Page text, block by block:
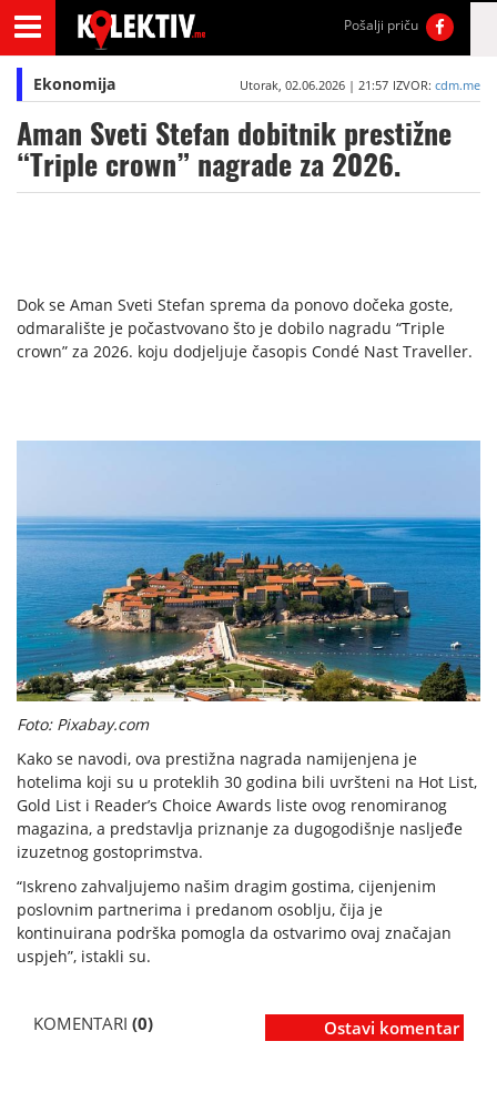
Pošalji priču
Ekonomija Utorak, 02.06.2026 | 21:57 IZVOR: cdm.me
Aman Sveti Stefan dobitnik prestižne
“Triple crown” nagrade za 2026.
Dok se Aman Sveti Stefan sprema da ponovo dočeka goste,
odmaralište je počastvovano što je dobilo nagradu “Triple
crown” za 2026. koju dodjeljuje časopis Condé Nast Traveller.
Foto: Pixabay.com
Kako se navodi, ova prestižna nagrada namijenjena je
hotelima koji su u proteklih 30 godina bili uvršteni na Hot List,
Gold List i Reader’s Choice Awards liste ovog renomiranog
magazina, a predstavlja priznanje za dugogodišnje nasljeđe
izuzetnog gostoprimstva.
“Iskreno zahvaljujemo našim dragim gostima, cijenjenim
poslovnim partnerima i predanom osoblju, čija je
kontinuirana podrška pomogla da ostvarimo ovaj značajan
uspjeh”, istakli su.
KOMENTARI (0) Ostavi komentar